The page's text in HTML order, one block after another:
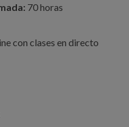
70 horas
con clases en directo